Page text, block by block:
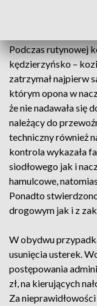
Podczas rutynowej
kędzierzyńsko –
zatrzymał najpierw
którym opona w
że nie nadawała się
należący do
techniczny również
kontrola wykazała
siodłowego jak i
hamulcowe,
Ponadto
drogowym jak i z
W obydwu
usunięcia usterek.
postępowania
zł, na kierujących
Za